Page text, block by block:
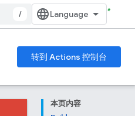
/
转到 Actions 控制台
本页内容